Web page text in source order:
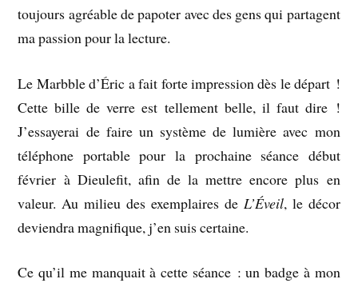
toujours agréable de papoter avec des gens qui partagent
ma passion pour la lecture.
Le Marbble d’Éric a fait forte impression dès le départ !
Cette bille de verre est tellement belle, il faut dire !
J’essayerai de faire un système de lumière avec mon
téléphone portable pour la prochaine séance début
février à Dieulefit, afin de la mettre encore plus en
valeur. Au milieu des exemplaires de L’Éveil, le décor
deviendra magnifique, j’en suis certaine.
Ce qu’il me manquait à cette séance : un badge à mon